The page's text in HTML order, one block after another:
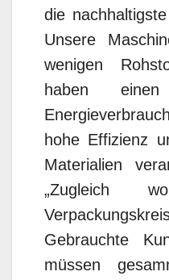
die
Unsere
wenigen
haben
hohe Effizienz
Materialien
„Zugleich
Gebrauchte
müssen